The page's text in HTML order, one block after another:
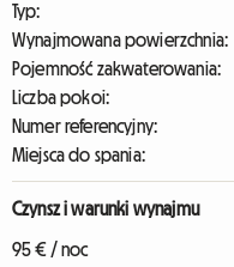
Typ:
Wynajmowana powierzchnia:
Pojemność zakwaterowania:
Liczba pokoi:
Numer referencyjny:
Miejsca do spania:
Czynsz i warunki wynajmu
95 € / noc